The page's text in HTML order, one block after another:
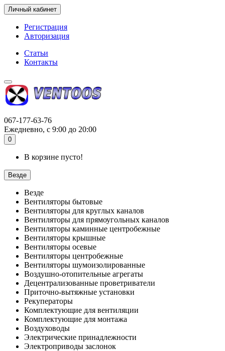
Личный кабинет
Регистрация
Авторизация
Статьи
Контакты
067-177-63-76
Ежедневно, с 9:00 до 20:00
0
В корзине пусто!
Везде
Везде
Вентиляторы бытовые
Вентиляторы для круглых каналов
Вентиляторы для прямоугольных каналов
Вентиляторы каминные центробежные
Вентиляторы крышные
Вентиляторы осевые
Вентиляторы центробежные
Вентиляторы шумоизолированные
Воздушно-отопительные агрегаты
Децентрализованные проветриватели
Приточно-вытяжные установки
Рекуператоры
Комплектующие для вентиляции
Комплектующие для монтажа
Воздуховоды
Электрические принадлежности
Электроприводы заслонок